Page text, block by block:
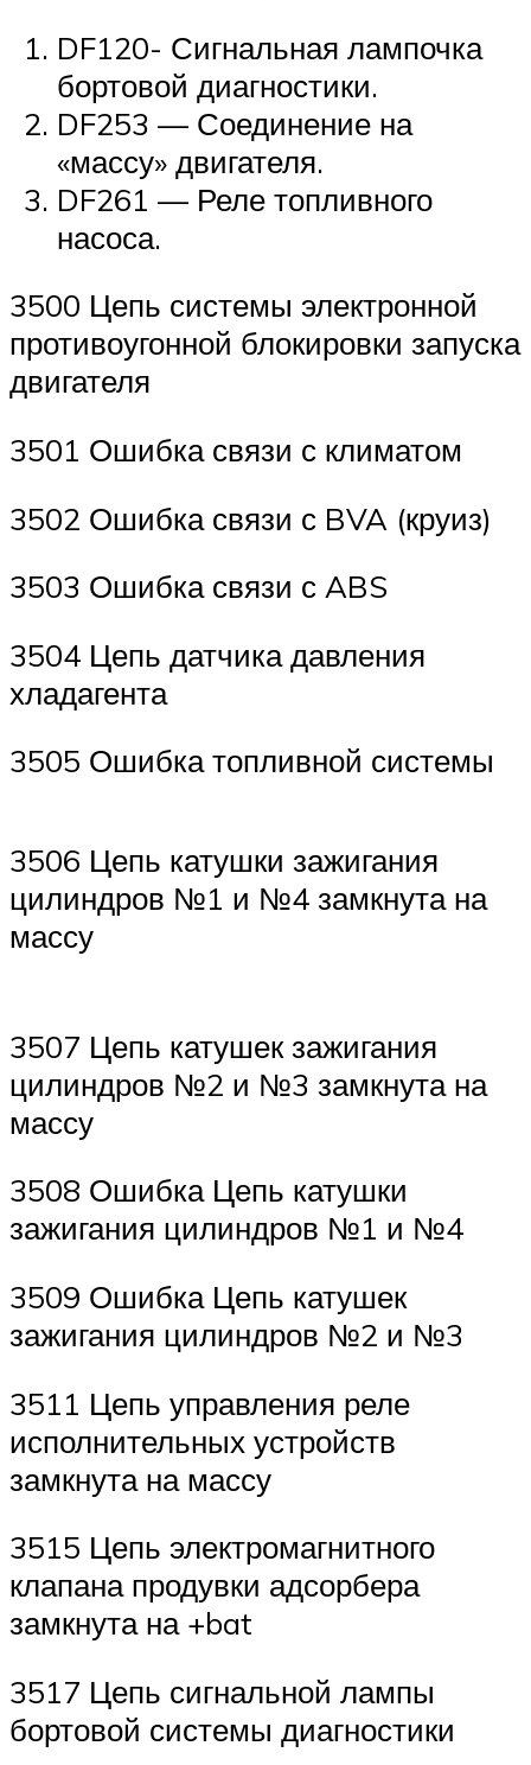
DF120- Сигнальная лампочка
бортовой диагностики.
DF253 — Соединение на
«массу» двигателя.
DF261 — Реле топливного
насоса.
3500 Цепь системы электронной
противоугонной блокировки запуска
двигателя
3501 Ошибка связи с климатом
3502 Ошибка связи с BVA (круиз)
3503 Ошибка связи с ABS
3504 Цепь датчика давления
хладагента
3505 Ошибка топливной системы
3506 Цепь катушки зажигания
цилиндров №1 и №4 замкнута на
массу
3507 Цепь катушек зажигания
цилиндров №2 и №3 замкнута на
массу
3508 Ошибка Цепь катушки
зажигания цилиндров №1 и №4
3509 Ошибка Цепь катушек
зажигания цилиндров №2 и №3
3511 Цепь управления реле
исполнительных устройств
замкнута на массу
3515 Цепь электромагнитного
клапана продувки адсорбера
замкнута на +bat
3517 Цепь сигнальной лампы
бортовой системы диагностики